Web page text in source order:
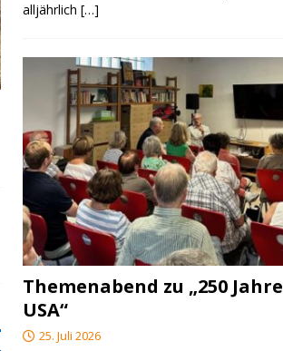
alljährlich[…]
Themenabend zu „250 Jahre
USA“
25. Juli 2026